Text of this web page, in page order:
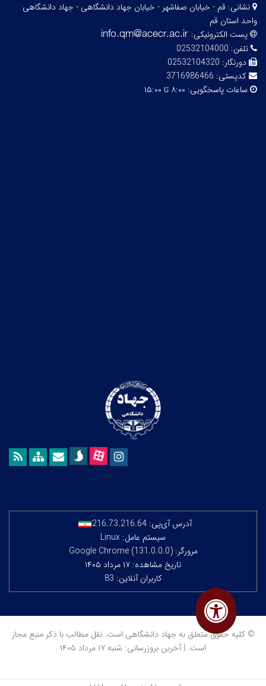
نشانی: قم - خیابان صفاشهر - خیابان جهاد دانشگاهی - جهاد دانشگاهی
واحد استان قم
پست الکترونیکی:
تلفن: 02532104000
دورنگار: 02532104320
کدپستی: 3716986466
ساعات پاسخگویی: ۸:۰۰ تا ۱۵:۰۰
آدرس آی‌پی: 216.73.216.64
سیستم عامل: Linux
مرورگر: Google Chrome (131.0.0.0)
تاریخ مشاهده: ۱۷ مرداد ۱۴۰۵
کاربران آنلاین: 83
© کلیه حقوق متعلق به جهاد دانشگاهی است. نقل مطالب با ذکر منبع مجاز
است. | آخرین بروزرسانی: شنبه ۱۷ مرداد ۱۴۰۵